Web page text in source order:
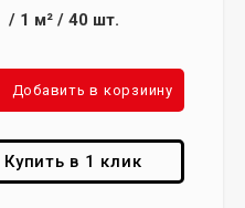
/ 1 м²/ 40 шт.
Добавить в корзиину
Купить в 1 клик